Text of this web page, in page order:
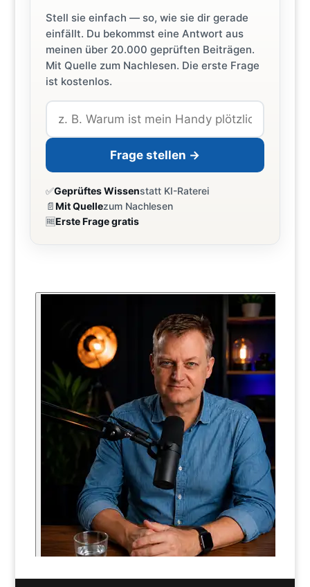
Stell sie einfach — so, wie sie dir gerade
einfällt. Du bekommst eine Antwort aus
meinen über 20.000 geprüften Beiträgen.
Mit Quelle zum Nachlesen. Die erste Frage
ist kostenlos.
Frage stellen →
✅Geprüftes Wissenstatt KI-Raterei
📄Mit Quellezum Nachlesen
🆓Erste Frage gratis